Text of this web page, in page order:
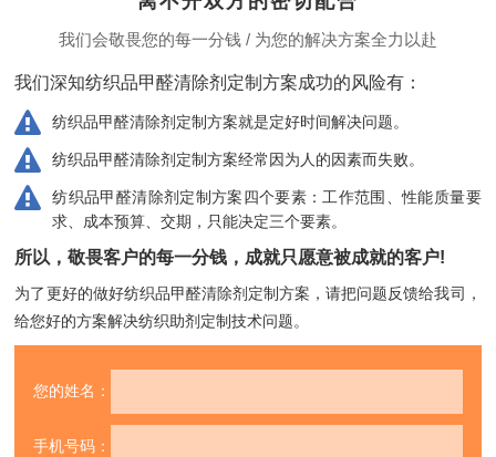
我们会敬畏您的每一分钱 / 为您的解决方案全力以赴
我们深知纺织品甲醛清除剂定制方案成功的风险有：
纺织品甲醛清除剂定制方案就是定好时间解决问题。
纺织品甲醛清除剂定制方案经常因为人的因素而失败。
纺织品甲醛清除剂定制方案四个要素：工作范围、性能质量要
求、成本预算、交期，只能决定三个要素。
所以，敬畏客户的每一分钱，成就只愿意被成就的客户!
为了更好的做好纺织品甲醛清除剂定制方案，请把问题反馈给我司，
给您好的方案解决纺织助剂定制技术问题。
您的姓名：
手机号码：